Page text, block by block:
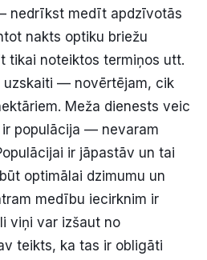
nedrīkst medīt apdzīvotās
nakts optiku briežu
tikai noteiktos termiņos utt.
uzskaiti — novērtējam, cik
Meža dienests veic
populācija — nevaram
ir jāpastāv un tai
optimālai dzimumu un
medību iecirknim ir
viņi var izšaut no
teikts, ka tas ir obligāti